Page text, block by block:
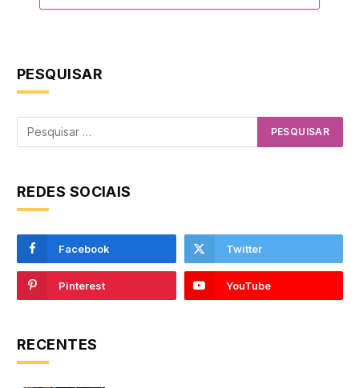
PESQUISAR
REDES SOCIAIS
Facebook Twitter
Pinterest YouTube
RECENTES